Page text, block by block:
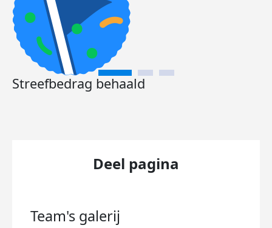
Streefbedrag behaald
Deel pagina
Team's galerij